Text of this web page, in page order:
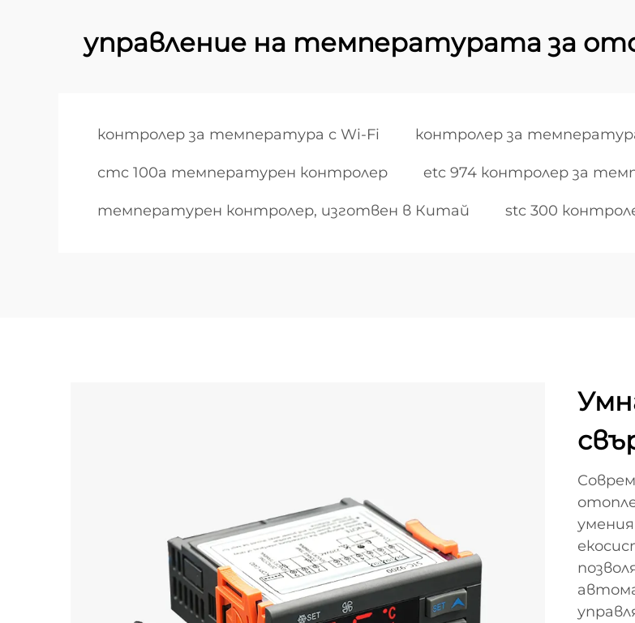
управление на температурата за
контролер за температура с Wi-Fi контролер за
стc 100a температурен контролер etc 974 контролер за
температурен контролер, изготвен в Китай stc 300